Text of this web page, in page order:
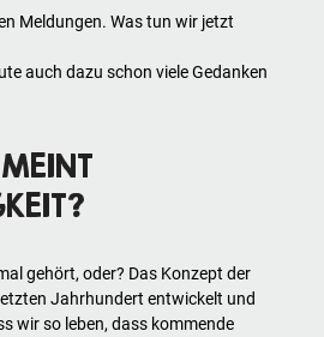
Meldungen. Was tun wir jetzt
auch dazu schon viele Gedanken
gehört, oder? Das Konzept der
Jahrhundert entwickelt und
wir so leben, dass kommende